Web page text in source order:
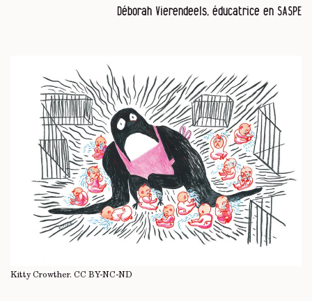
Déborah Vierendeels, éducatrice en SASPE
Kitty Crowther. CC BY-NC-ND